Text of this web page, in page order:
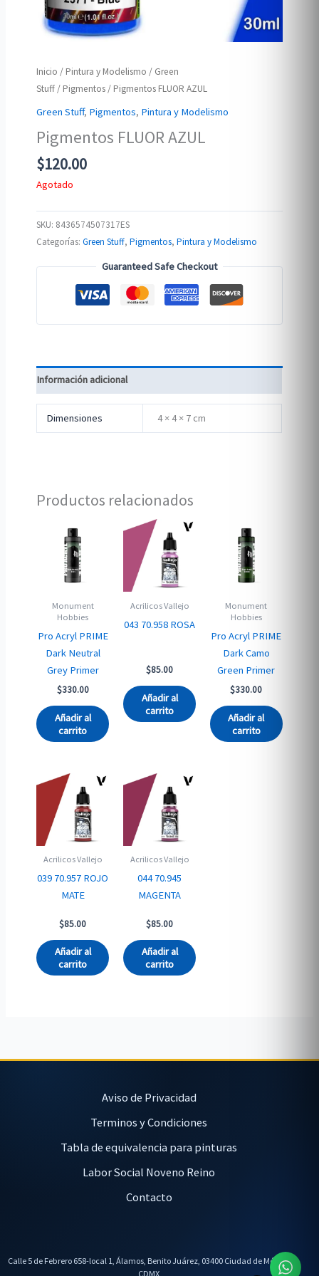
Inicio / Pintura y Modelismo / Green
Stuff / Pigmentos / Pigmentos FLUOR AZUL
Green Stuff, Pigmentos, Pintura y Modelismo
Pigmentos FLUOR AZUL
$120.00
Agotado
SKU: 8436574507317ES
Categorías:Green Stuff,Pigmentos,Pintura y Modelismo
Guaranteed Safe Checkout
Información adicional
Dimensiones 4 × 4 × 7 cm
Productos relacionados
Monument
Hobbies
Pro Acryl PRIME
Dark Neutral
Grey Primer
$330.00
Añadir al
carrito
Acrilicos Vallejo
043 70.958 ROSA
$85.00
Añadir al
carrito
Monument
Hobbies
Pro Acryl PRIME
Dark Camo
Green Primer
$330.00
Añadir al
carrito
Acrilicos Vallejo
039 70.957 ROJO
MATE
$85.00
Añadir al
carrito
Acrilicos Vallejo
044 70.945
MAGENTA
$85.00
Añadir al
carrito
Aviso de Privacidad
Terminos y Condiciones
Tabla de equivalencia para pinturas
Labor Social Noveno Reino
Contacto
Calle 5 de Febrero 658-local 1, Álamos, Benito Juárez, 03400 Ciudad de México,
CDMX